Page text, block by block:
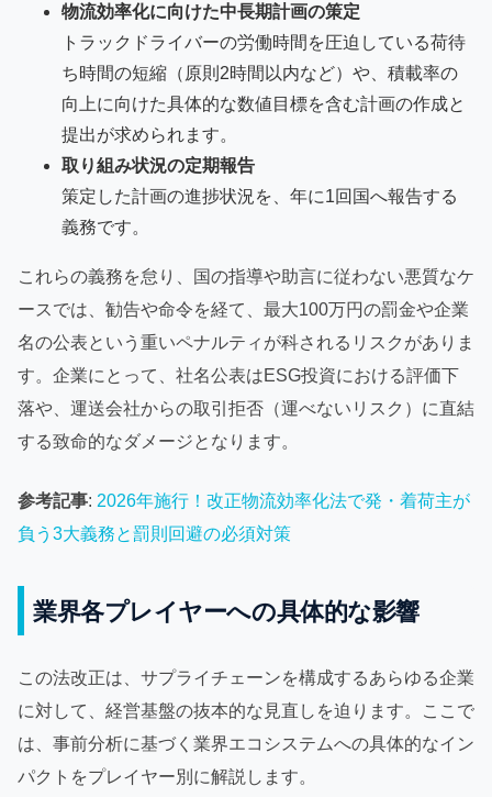
物流効率化に向けた中長期計画の策定
トラックドライバーの労働時間を圧迫している荷待
ち時間の短縮（原則2時間以内など）や、積載率の
向上に向けた具体的な数値目標を含む計画の作成と
提出が求められます。
取り組み状況の定期報告
策定した計画の進捗状況を、年に1回国へ報告する
義務です。
これらの義務を怠り、国の指導や助言に従わない悪質なケ
ースでは、勧告や命令を経て、最大100万円の罰金や企業
名の公表という重いペナルティが科されるリスクがありま
す。企業にとって、社名公表はESG投資における評価下
落や、運送会社からの取引拒否（運べないリスク）に直結
する致命的なダメージとなります。
参考記事: 2026年施行！改正物流効率化法で発・着荷主が
負う3大義務と罰則回避の必須対策
業界各プレイヤーへの具体的な影響
この法改正は、サプライチェーンを構成するあらゆる企業
に対して、経営基盤の抜本的な見直しを迫ります。ここで
は、事前分析に基づく業界エコシステムへの具体的なイン
パクトをプレイヤー別に解説します。